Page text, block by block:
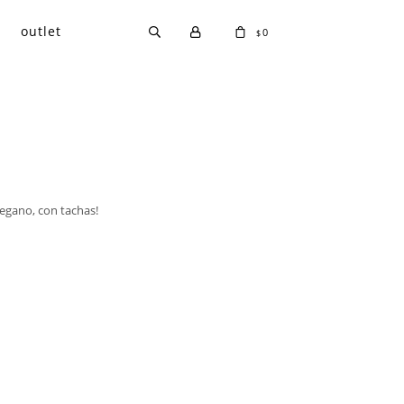
outlet $0
con tachas!